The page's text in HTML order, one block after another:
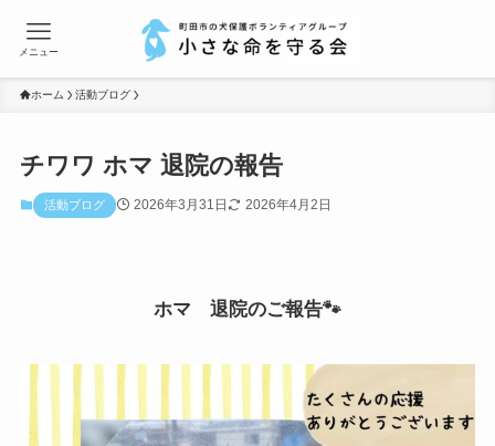
メニュー
ホーム 活動ブログ
チワワ ホマ 退院の報告
活動ブログ 2026年3月31日 2026年4月2日
ホマ 退院のご報告🐾